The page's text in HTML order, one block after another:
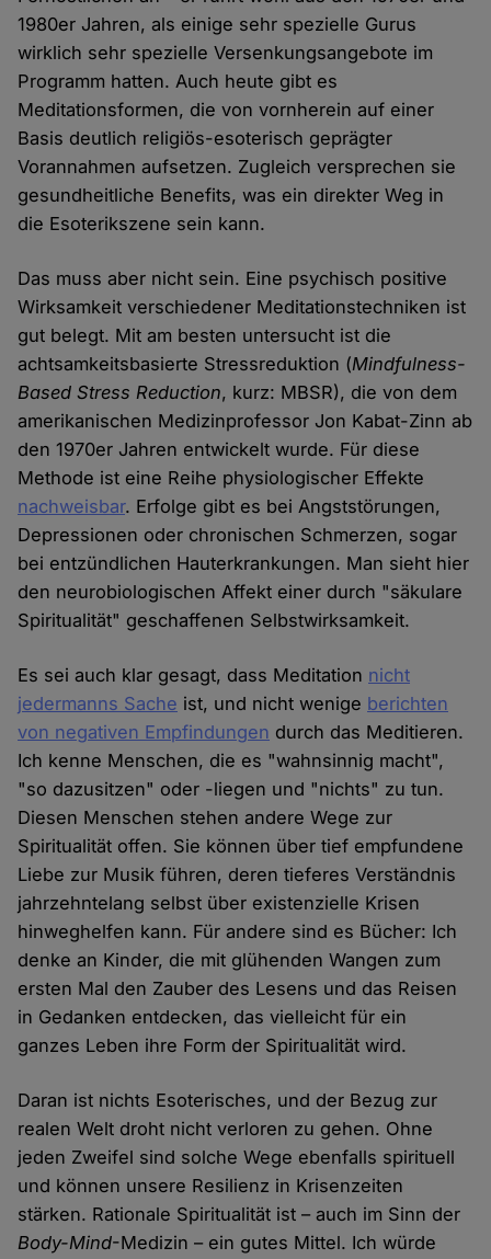
1980er Jahren, als einige sehr spezielle Gurus
wirklich sehr spezielle Versenkungsangebote im
Programm hatten. Auch heute gibt es
Meditationsformen, die von vornherein auf einer
Basis deutlich religiös-esoterisch geprägter
Vorannahmen aufsetzen. Zugleich versprechen sie
gesundheitliche Benefits, was ein direkter Weg in
die Esoterikszene sein kann.
Das muss aber nicht sein. Eine psychisch positive
Wirksamkeit verschiedener Meditationstechniken ist
gut belegt. Mit am besten untersucht ist die
achtsamkeitsbasierte Stressreduktion (Mindfulness-
Based Stress Reduction, kurz: MBSR), die von dem
amerikanischen Medizinprofessor Jon Kabat-Zinn ab
den 1970er Jahren entwickelt wurde. Für diese
Methode ist eine Reihe physiologischer Effekte
nachweisbar. Erfolge gibt es bei Angststörungen,
Depressionen oder chronischen Schmerzen, sogar
bei entzündlichen Hauterkrankungen. Man sieht hier
den neurobiologischen Affekt einer durch "säkulare
Spiritualität" geschaffenen Selbstwirksamkeit.
Es sei auch klar gesagt, dass Meditation nicht
jedermanns Sache ist, und nicht wenige berichten
von negativen Empfindungen durch das Meditieren.
Ich kenne Menschen, die es "wahnsinnig macht",
"so dazusitzen" oder -liegen und "nichts" zu tun.
Diesen Menschen stehen andere Wege zur
Spiritualität offen. Sie können über tief empfundene
Liebe zur Musik führen, deren tieferes Verständnis
jahrzehntelang selbst über existenzielle Krisen
hinweghelfen kann. Für andere sind es Bücher: Ich
denke an Kinder, die mit glühenden Wangen zum
ersten Mal den Zauber des Lesens und das Reisen
in Gedanken entdecken, das vielleicht für ein
ganzes Leben ihre Form der Spiritualität wird.
Daran ist nichts Esoterisches, und der Bezug zur
realen Welt droht nicht verloren zu gehen. Ohne
jeden Zweifel sind solche Wege ebenfalls spirituell
und können unsere Resilienz in Krisenzeiten
stärken. Rationale Spiritualität ist – auch im Sinn der
Body-Mind-Medizin – ein gutes Mittel. Ich würde